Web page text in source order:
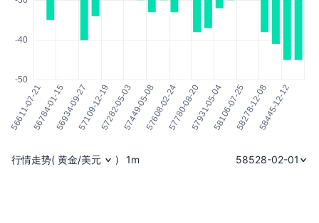
行情走势( 黄金/美元 ) 1m 58528-02-01